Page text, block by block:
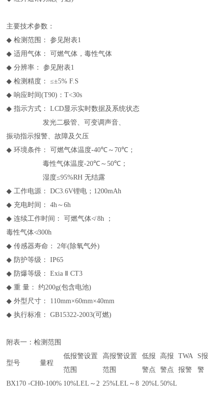
主要技术参数：
◆ 检测范围： 参见附表1
◆ 适用气体： 可燃气体，毒性气体
◆ 分辨率： 参见附表1
◆ 检测精度： ≤±5% F.S
◆ 响应时间(T90)：T<30s
◆ 指示方式： LCD显示实时数据及系统状态
发光二极管、可变调声音、
振动指示报警、故障及欠压
◆ 环境条件： 可燃气体温度-40℃ ～70℃ ；
毒性气体温度-20℃ ～50℃ ；
湿度≤95%RH 无结露
◆ 工作电源： DC3.6V锂电；1200mAh
◆ 充电时间： 4h～6h
◆ 连续工作时间： 可燃气体≮8h ；
毒性气体≮300h
◆ 传感器寿命： 2年(除氧气外)
◆ 防护等级： IP65
◆ 防爆等级： Exia
CT3
◆ 重 量： 约200g(包含电池)
◆ 外型尺寸： 110mm×60mm×40mm
◆ 执行标准： GB15322-2003(可燃)
附表一：检测范围
型号 量程
低报警设置
范围
高报警设置
范围
低报
警点
高报
警点
TWA
报警
S报
警
BX170 -CH0-100% 10%LEL～2 25%LEL～8 20%L 50%L